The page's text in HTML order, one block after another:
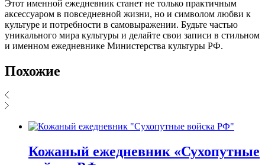
Этот именной ежедневник станет не только практичным
аксессуаром в повседневной жизни, но и символом любви к
культуре и потребности в самовыражении. Будьте частью
уникального мира культуры и делайте свои записи в стильном
и именном ежедневнике Министерства культуры РФ.
Похожие
Кожаный ежедневник «Сухопутные